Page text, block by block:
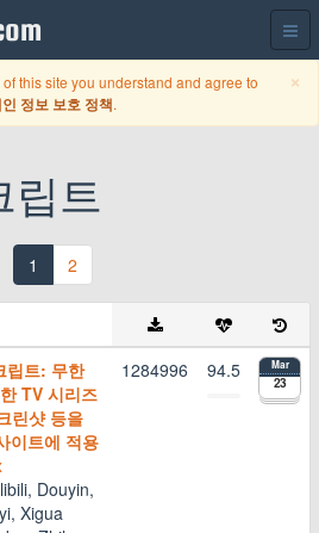
×
this site you understand and agree to
정보 보호 정책.
립트
1 2
립트: 무한
TV 시리즈
린샷 등을
이트에 적용
Douyin,
Xigua
1284996 94.5 Mar
23